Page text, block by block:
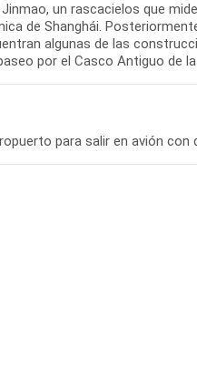
un rascacielos que
de Shanghái.
algunas de las